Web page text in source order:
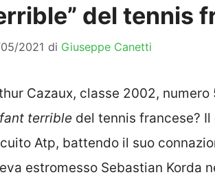
del tennis
2021 di Giuseppe Canetti
Cazaux, classe 2002,
terrible del tennis francese?
Atp, battendo il suo
estromesso Sebastian Korda